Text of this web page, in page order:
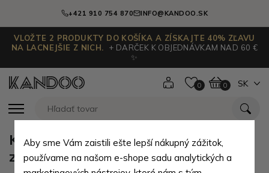
+421 910 754 870 INFO@KANDOO.SK
VLOŽTE 2 PRODUKTY DO KOŠÍKA A ZÍSKAJTE 40% ZĽAVU
NA LACNEJŠIE Z NICH.
+ DARČEK K OBJEDNÁVKAM NAD 60 €
✨
0 0 SK
Kávovo hnedý pánsky kožený
zipsový crossbag Ersi
Aby sme Vám zaistili ešte lepší nákupný zážitok,
používame na našom e-shope sadu analytických a